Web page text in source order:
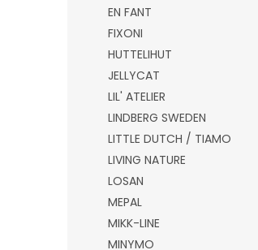
EN FANT
FIXONI
HUTTELIHUT
JELLYCAT
LIL' ATELIER
LINDBERG SWEDEN
LITTLE DUTCH / TIAMO
LIVING NATURE
LOSAN
MEPAL
MIKK-LINE
MINYMO